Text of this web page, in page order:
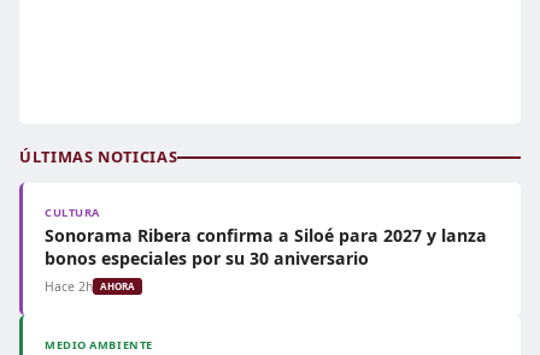
ÚLTIMAS NOTICIAS
CULTURA
Sonorama Ribera confirma a Siloé para 2027 y lanza
bonos especiales por su 30 aniversario
Hace 2h AHORA
MEDIO AMBIENTE